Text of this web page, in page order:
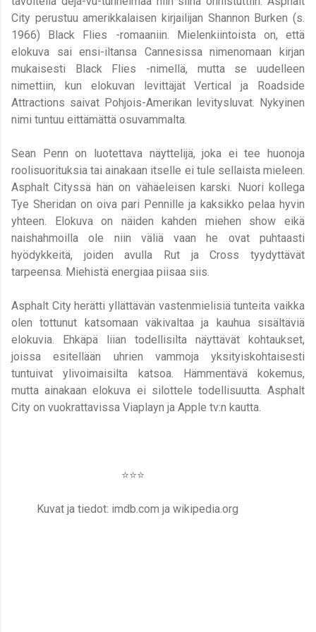
City perustuu amerikkalaisen kirjailijan Shannon Burken (s.
1966) Black Flies -romaaniin. Mielenkiintoista on, että
elokuva sai ensi-iltansa Cannesissa nimenomaan kirjan
mukaisesti Black Flies -nimellä, mutta se uudelleen
nimettiin, kun elokuvan levittäjät Vertical ja Roadside
Attractions saivat Pohjois-Amerikan levitysluvat. Nykyinen
nimi tuntuu eittämättä osuvammalta.
Sean Penn on luotettava näyttelijä, joka ei tee huonoja
roolisuorituksia tai ainakaan itselle ei tule sellaista mieleen.
Asphalt Cityssä hän on vähäeleisen karski. Nuori kollega
Tye Sheridan on oiva pari Pennille ja kaksikko pelaa hyvin
yhteen. Elokuva on näiden kahden miehen show eikä
naishahmoilla ole niin väliä vaan he ovat puhtaasti
hyödykkeitä, joiden avulla Rut ja Cross tyydyttävät
tarpeensa. Miehistä energiaa piisaa siis.
Asphalt City herätti yllättävän vastenmielisiä tunteita vaikka
olen tottunut katsomaan väkivaltaa ja kauhua sisältäviä
elokuvia. Ehkäpä liian todellisilta näyttävät kohtaukset,
joissa esitellään uhrien vammoja yksityiskohtaisesti
tuntuivat ylivoimaisilta katsoa. Hämmentävä kokemus,
mutta ainakaan elokuva ei silottele todellisuutta. Asphalt
City on vuokrattavissa Viaplayn ja Apple tv:n kautta.
⭐️⭐️⭐️
Kuvat ja tiedot: imdb.com ja wikipedia.org